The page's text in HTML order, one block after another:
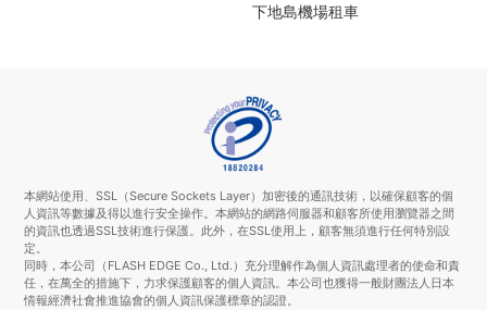
下地島機場租車
本網站使用、SSL（Secure Sockets Layer）加密後的通訊技術，以確保顧客的個
人資訊等數據及得以進行安全操作。本網站的網路伺服器和顧客所使用瀏覽器之間
的資訊也透過SSL技術進行保護。此外，在SSL使用上，顧客無須進行任何特別設
定。
同時，本公司（FLASH EDGE Co., Ltd.）充分理解作為個人資訊處理者的使命和責
任，在萬全的措施下，力求保護顧客的個人資訊。本公司也獲得一般財團法人日本
情報經濟社會推進協會的個人資訊保護標章的認證。